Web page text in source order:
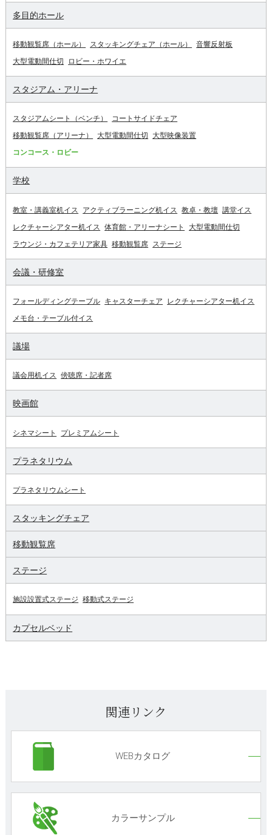
多目的ホール
移動観覧席（ホール） スタッキングチェア（ホール）
音響反射板
大型電動間仕切
ロビー・ホワイエ
スタジアム・アリーナ
スタジアムシート（ベンチ）
コートサイドチェア
移動観覧席（アリーナ）
大型電動間仕切
大型映像装置
コンコース・ロビー
学校
教室・講義室机イス アクティブラーニング机イス 教卓・教壇 講堂イス
レクチャーシアター机イス
体育館・アリーナシート
大型電動間仕切
ラウンジ・カフェテリア家具 移動観覧席 ステージ
会議・研修室
フォールディングテーブル キャスターチェア
レクチャーシアター机イス
メモ台・テーブル付イス
議場
議会用机イス 傍聴席・記者席
映画館
シネマシート プレミアムシート
プラネタリウム
プラネタリウムシート
スタッキングチェア
移動観覧席
ステージ
施設設置式ステージ 移動式ステージ
カプセルベッド
関連リンク
WEBカタログ
カラーサンプル